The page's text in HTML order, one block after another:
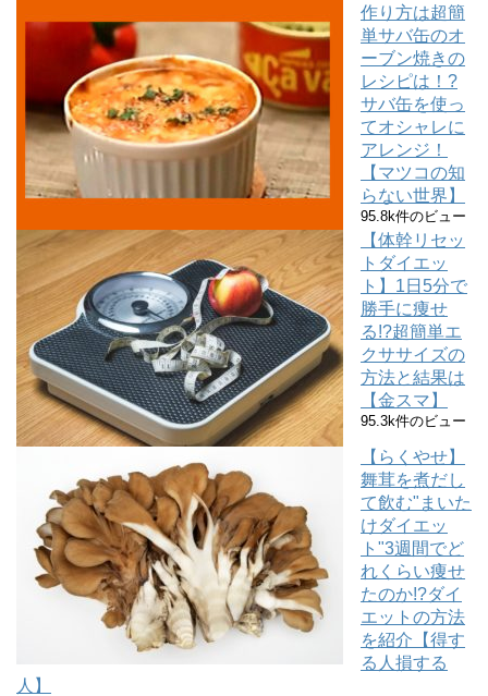
作り方は超簡
単サバ缶のオ
ーブン焼きの
レシピは！?
サバ缶を使っ
てオシャレに
アレンジ！
【マツコの知
らない世界】
95.8k件のビュー
【体幹リセッ
トダイエッ
ト】1日5分で
勝手に痩せ
る!?超簡単エ
クササイズの
方法と結果は
【金スマ】
95.3k件のビュー
【らくやせ】
舞茸を煮だし
て飲む"まいた
けダイエッ
ト"3週間でど
れくらい痩せ
たのか!?ダイ
エットの方法
を紹介【得す
る人損する
人】